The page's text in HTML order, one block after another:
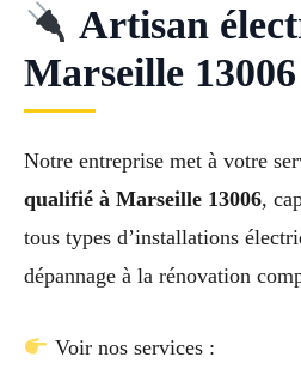
Artisan
Marseille 13006
Notre entreprise met à votre
qualifié à Marseille 13006,
tous types d’installations
dépannage à la rénovation
Voir nos services :